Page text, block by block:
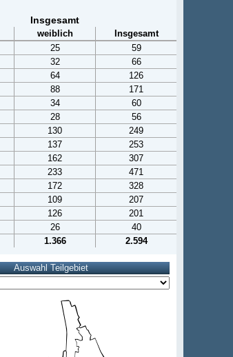
Insgesamt
weiblich
Insgesamt
25
59
32
66
64
126
88
171
34
60
28
56
130
249
137
253
162
307
233
471
172
328
109
207
126
201
26
40
1.366 2.594